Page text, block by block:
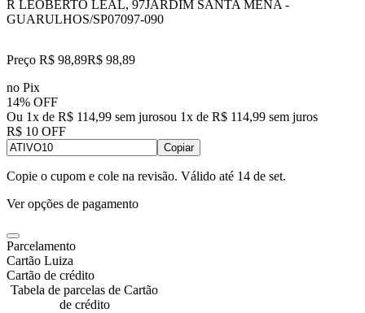
R LEOBERTO LEAL, 97JARDIM SANTA MENA -
GUARULHOS/SP07097-090
Preço R$ 98,89R$ 98,89
no Pix
14% OFF
Ou 1x de R$ 114,99 sem jurosou 1x de R$ 114,99 sem juros
R$ 10 OFF
Copiar
Copie o cupom e cole na revisão. Válido até 14 de set.
Ver opções de pagamento
Parcelamento
Cartão Luiza
Cartão de crédito
Tabela de parcelas de Cartão
de crédito